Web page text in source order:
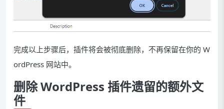
完成以上步骤后，插件将会被彻底删除，不再保留在你的 W
ordPress 网站中。
删除 WordPress 插件遗留的额外文
件